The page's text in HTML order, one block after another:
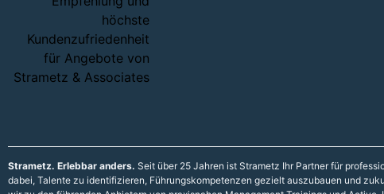
Strametz. Erlebbar anders. Seit über 25 Jahren ist Strametz Ihr Partner für
dabei, Talente zu identifizieren, Führungskompetenzen gezielt auszubauen und